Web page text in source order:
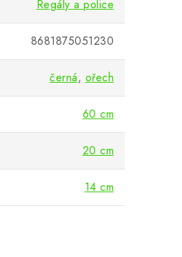
Regály a police
8681875051230
černá, ořech
60 cm
20 cm
14 cm